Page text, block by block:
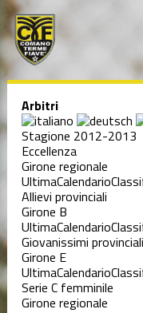
Arbitri
Stagione 2012-2013
Eccellenza
Girone regionale
UltimaCalendario
Allievi provinciali
Girone B
UltimaCalendario
Giovanissimi provinciali
Girone E
UltimaCalendario
Serie C femminile
Girone regionale